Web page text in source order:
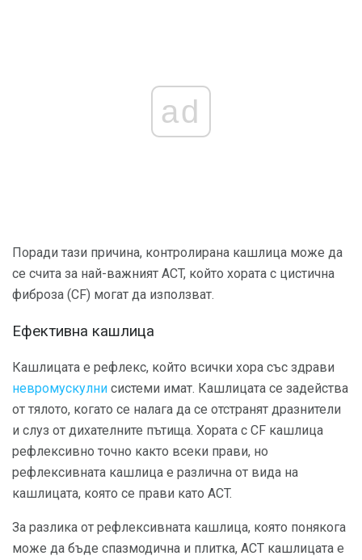
ad
Поради тази причина, контролирана кашлица може да
се счита за най-важният ACT, който хората с цистична
фиброза (CF) могат да използват.
Ефективна кашлица
Кашлицата е рефлекс, който всички хора със здрави
невромускулни системи имат. Кашлицата се задейства
от тялото, когато се налага да се отстранят дразнители
и слуз от дихателните пътища. Хората с CF кашлица
рефлексивно точно както всеки прави, но
рефлексивната кашлица е различна от вида на
кашлицата, която се прави като ACT.
За разлика от рефлексивната кашлица, която понякога
може да бъде спазмодична и плитка, ACT кашлицата е